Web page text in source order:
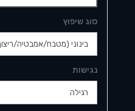
סוג שיפוץ
נגישות